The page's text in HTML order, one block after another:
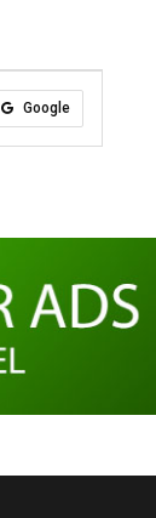
Google